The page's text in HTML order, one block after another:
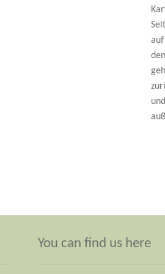
You can find us here